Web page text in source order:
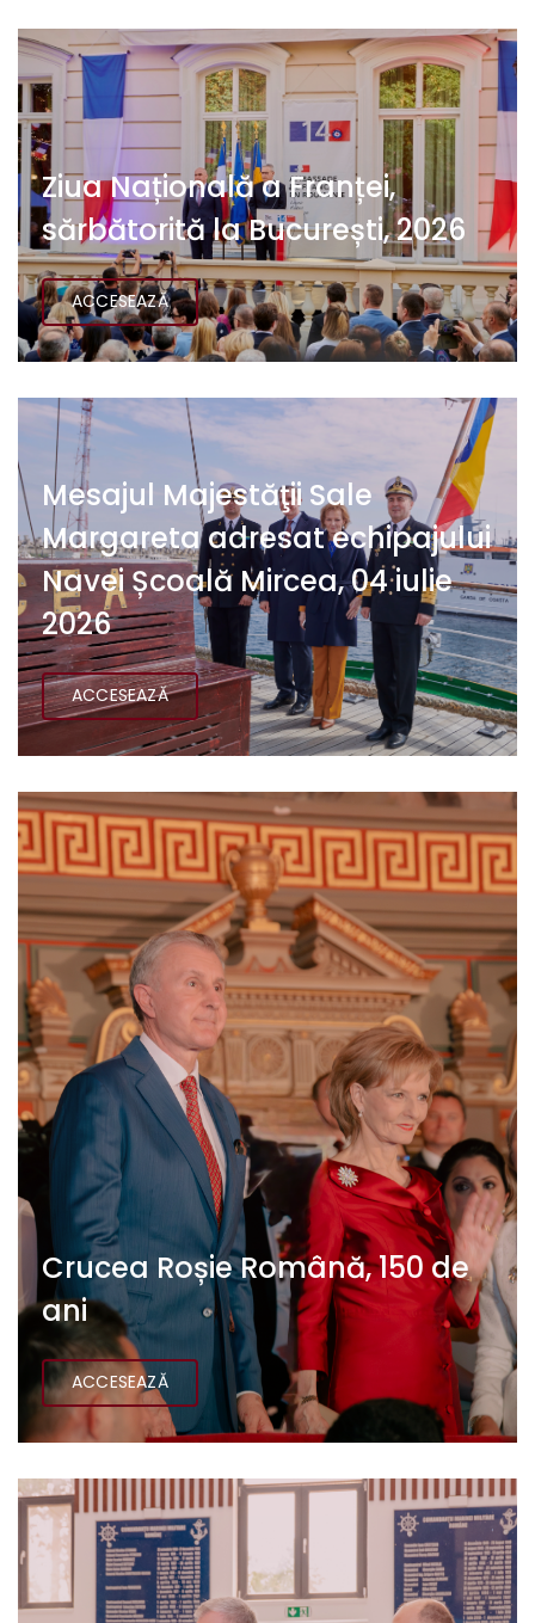
Ziua Națională a Franței,
sărbătorită la București, 2026
ACCESEAZĂ
Mesajul Majestăţii Sale
Margareta adresat echipajului
Navei Școală Mircea, 04 iulie
2026
ACCESEAZĂ
Crucea Roșie Română, 150 de
ani
ACCESEAZĂ